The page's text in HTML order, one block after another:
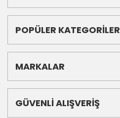
POPÜLER KATEGORİLER
MARKALAR
GÜVENLİ ALIŞVERİŞ